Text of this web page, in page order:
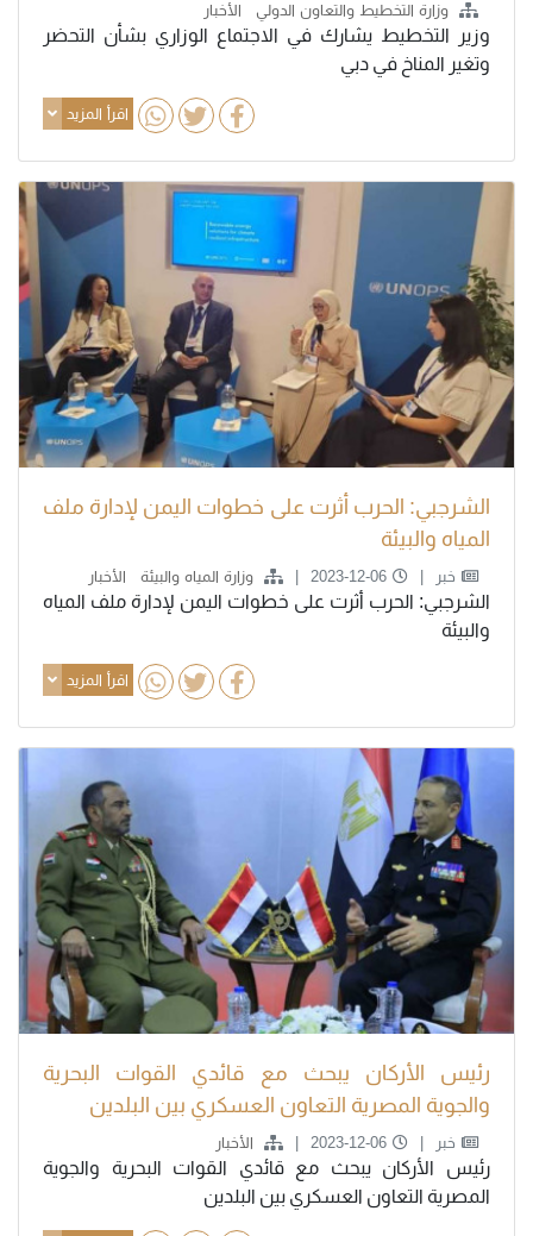
وزارة التخطيط والتعاون الدولي الأخبار
وزير التخطيط يشارك في الاجتماع الوزاري بشأن التحضر
وتغير المناخ في دبي
اقرأ المزيد
الشرجبي: الحرب أثرت على خطوات اليمن لإدارة ملف
المياه والبيئة
خبر 2023-12-06 وزارة المياه والبيئة الأخبار
الشرجبي: الحرب أثرت على خطوات اليمن لإدارة ملف المياه
والبيئة
اقرأ المزيد
رئيس الأركان يبحث مع قائدي القوات البحرية
والجوية المصرية التعاون العسكري بين البلدين
خبر 2023-12-06 الأخبار
رئيس الأركان يبحث مع قائدي القوات البحرية والجوية
المصرية التعاون العسكري بين البلدين